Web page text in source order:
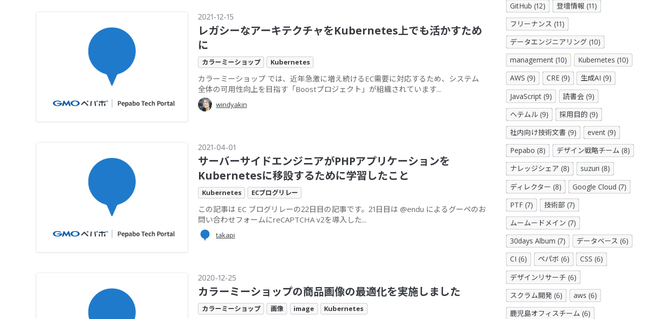
2021-12-15
レガシーなアーキテクチャをKubernetes上でも活かすため
に
カラーミーショップ Kubernetes
カラーミーショップ では、近年急激に増え続けるEC需要に対応するため、システム
全体の可用性向上を目指す「Boostプロジェクト」が組織されています...
windyakin
2021-04-01
サーバーサイドエンジニアがPHPアプリケーションを
Kubernetesに移設するために学習したこと
Kubernetes ECブログリレー
この記事は EC ブログリレーの22日目の記事です。21日目は @endu によるグーペのお
問い合わせフォームにreCAPTCHA v2を導入した...
takapi
2020-12-25
カラーミーショップの商品画像の最適化を実施しました
カラーミーショップ 画像 image Kubernetes
GitHub (12)
登壇情報 (11)
フリーナンス (11)
データエンジニアリング (10)
management (10)
Kubernetes (10)
AWS (9)
CRE (9)
生成AI (9)
JavaScript (9)
読書会 (9)
ヘテムル (9)
採用目的 (9)
社内向け技術文書 (9)
event (9)
Pepabo (8)
デザイン戦略チーム (8)
ナレッジシェア (8)
suzuri (8)
ディレクター (8)
Google Cloud (7)
PTF (7)
技術部 (7)
ムームードメイン (7)
30days Album (7)
データベース (6)
CI (6)
ペパボ (6)
CSS (6)
デザインリサーチ (6)
スクラム開発 (6)
aws (6)
鹿児島オフィスチーム (6)